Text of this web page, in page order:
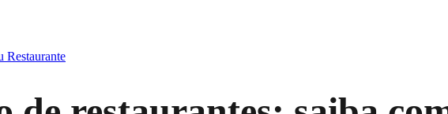
Restaurante